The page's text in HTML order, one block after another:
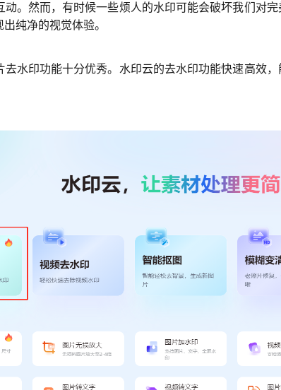
。然而，有时候一些烦人的水印可能会破坏我们对
纯净的视觉体验。
去水印功能十分优秀。水印云的去水印功能快速高效